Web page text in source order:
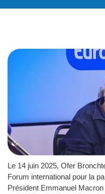
Le 14 juin 2025, Ofer
Forum international pour la
Président Emmanuel